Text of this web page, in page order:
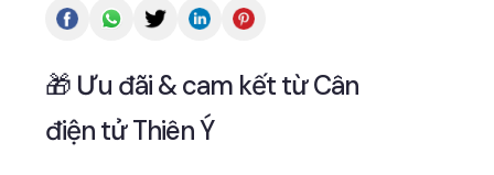
🎁 Ưu đãi & cam kết từ Cân
điện tử Thiên Ý